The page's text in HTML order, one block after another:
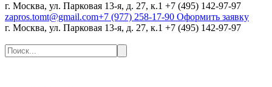
г. Москва, ул. Парковая 13-я, д. 27, к.1 +7 (495) 142-97-97
zapros.tomt@gmail.com+7 (977) 258-17-90 Оформить заявку
г. Москва, ул. Парковая 13-я, д. 27, к.1 +7 (495) 142-97-97